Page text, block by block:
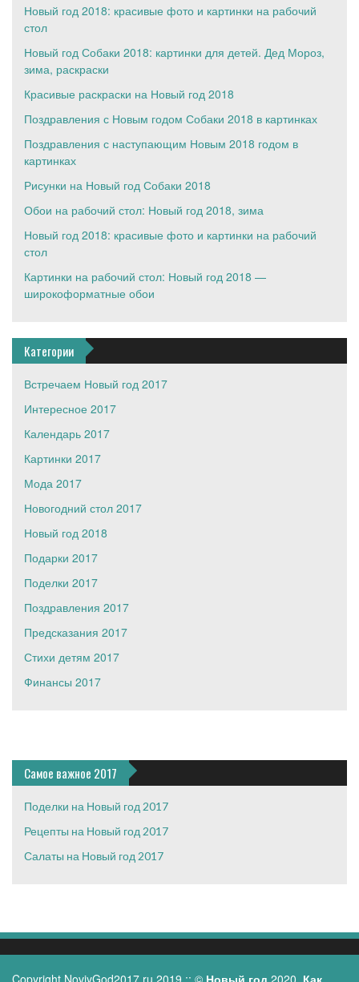
Новый год 2018: красивые фото и картинки на рабочий
стол
Новый год Собаки 2018: картинки для детей. Дед Мороз,
зима, раскраски
Красивые раскраски на Новый год 2018
Поздравления с Новым годом Собаки 2018 в картинках
Поздравления с наступающим Новым 2018 годом в
картинках
Рисунки на Новый год Собаки 2018
Обои на рабочий стол: Новый год 2018, зима
Новый год 2018: красивые фото и картинки на рабочий
стол
Картинки на рабочий стол: Новый год 2018 —
широкоформатные обои
Категории
Встречаем Новый год 2017
Интересное 2017
Календарь 2017
Картинки 2017
Мода 2017
Новогодний стол 2017
Новый год 2018
Подарки 2017
Поделки 2017
Поздравления 2017
Предсказания 2017
Стихи детям 2017
Финансы 2017
Самое важное 2017
Поделки на Новый год 2017
Рецепты на Новый год 2017
Салаты на Новый год 2017
Copyright NoviyGod2017.ru 2019 :: © Новый год 2020, Как